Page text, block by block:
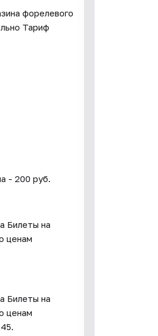
форелевого
Тариф
- 200 руб.
Билеты на
ценам
Билеты на
ценам